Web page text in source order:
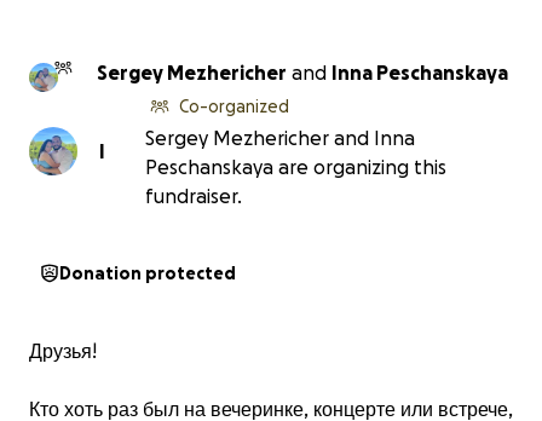
Sergey Mezhericher and Inna Peschanskaya
I
Co-organized
Sergey Mezhericher and Inna
Peschanskaya are organizing this
fundraiser.
Donation protected
Друзья!
Кто хоть раз был на вечеринке, концерте или встрече,